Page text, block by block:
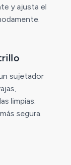
y ajusta el
sujetador
limpias.
segura.